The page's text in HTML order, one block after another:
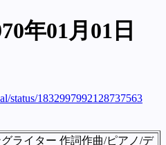
年01月01日
status/1832997992128737563
ライター 作詞作曲/ピアノ/デ